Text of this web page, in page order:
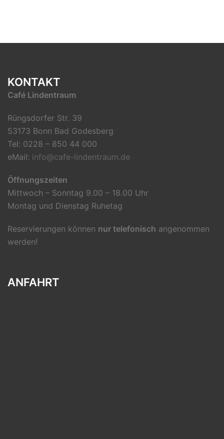
KONTAKT
Café Lindentraum
Rüngsdorfer Str. 39
53173 Bonn Bad Godesberg
Tel: 0228 – 850 44 000
eMail: info@cafe-lindentraum.de
Öffnungszeiten
Mittwoch – Sonntag 9.00 – 18.00 Uhr
Montag und Dienstag Ruhetag
Reservierungen können nur telefonisch angenommen
werden!
ANFAHRT